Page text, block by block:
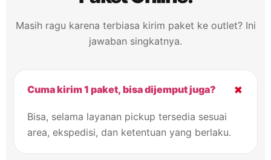
Masih ragu karena terbiasa kirim paket ke outlet? Ini
jawaban singkatnya.
Cuma kirim 1 paket, bisa dijemput juga? +
Bisa, selama layanan pickup tersedia sesuai
area, ekspedisi, dan ketentuan yang berlaku.